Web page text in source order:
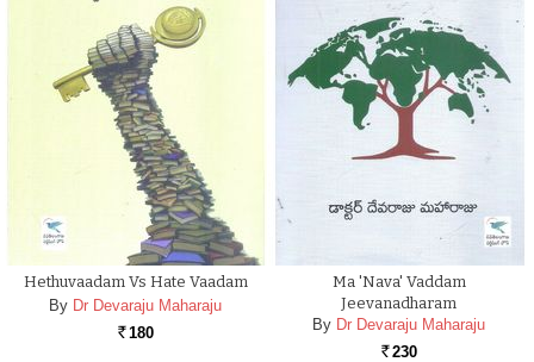
Hethuvaadam Vs Hate Vaadam
By Dr Devaraju Maharaju
Rs. 180
Ma 'nava' Vaddam
Jeevanadharam
By Dr Devaraju Maharaju
Rs. 230